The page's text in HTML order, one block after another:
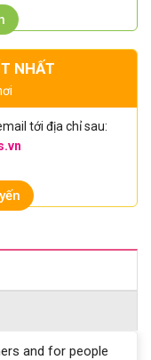
NHẤT
tới địa chỉ sau:
and for people